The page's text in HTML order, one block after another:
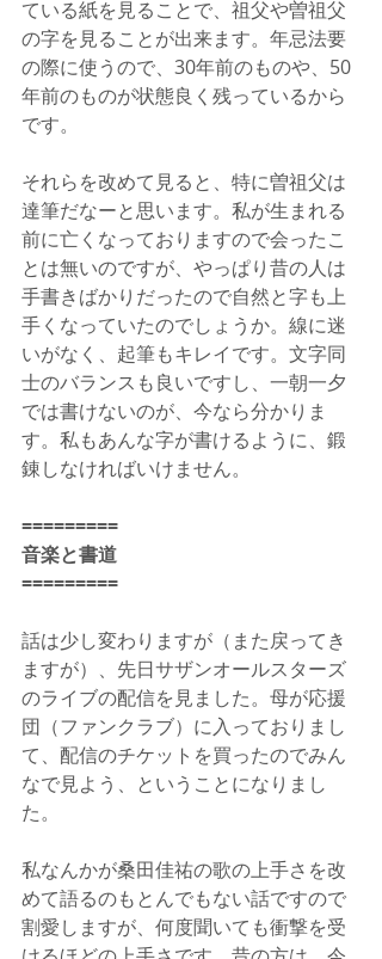
ている紙を見ることで、祖父や曽祖父
の字を見ることが出来ます。年忌法要
の際に使うので、30年前のものや、50
年前のものが状態良く残っているから
です。
それらを改めて見ると、特に曽祖父は
達筆だなーと思います。私が生まれる
前に亡くなっておりますので会ったこ
とは無いのですが、やっぱり昔の人は
手書きばかりだったので自然と字も上
手くなっていたのでしょうか。線に迷
いがなく、起筆もキレイです。文字同
士のバランスも良いですし、一朝一夕
では書けないのが、今なら分かりま
す。私もあんな字が書けるように、鍛
錬しなければいけません。
=========
音楽と書道
=========
話は少し変わりますが（また戻ってき
ますが）、先日サザンオールスターズ
のライブの配信を見ました。母が応援
団（ファンクラブ）に入っておりまし
て、配信のチケットを買ったのでみん
なで見よう、ということになりまし
た。
私なんかが桑田佳祐の歌の上手さを改
めて語るのもとんでもない話ですので
割愛しますが、何度聞いても衝撃を受